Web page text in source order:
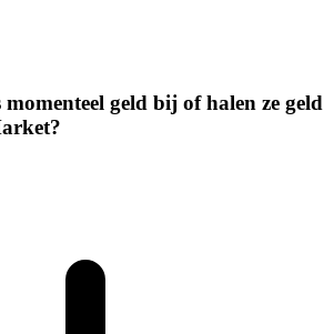
momenteel geld bij of halen ze geld